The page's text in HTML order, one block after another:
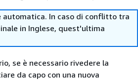
In caso di conflitto tra
in Inglese, quest'ultima
se è necessario rivedere la
da capo con una nuova